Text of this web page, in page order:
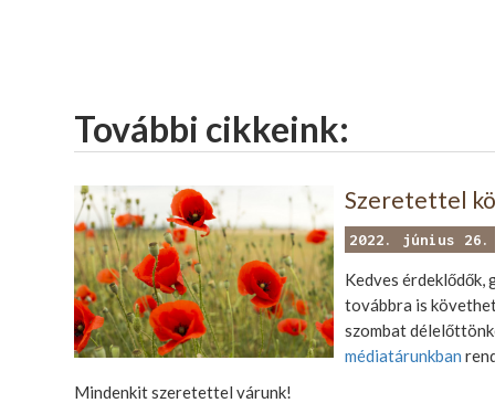
További cikkeink:
Szeretettel
2022. június 26.
Kedves
továbbra is
szombat
médiatárunkban
Mindenkit szeretettel várunk!